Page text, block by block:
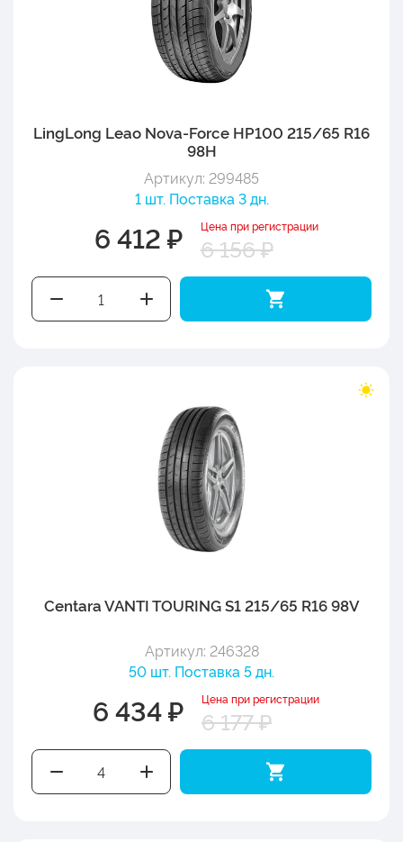
LingLong Leao Nova-Force HP100 215/65 R16
98H
Артикул: 299485
1 шт. Поставка 3 дн.
6 412 ₽ Цена при регистрации
6 156 ₽
Centara VANTI TOURING S1 215/65 R16 98V
Артикул: 246328
50 шт. Поставка 5 дн.
6 434 ₽ Цена при регистрации
6 177 ₽